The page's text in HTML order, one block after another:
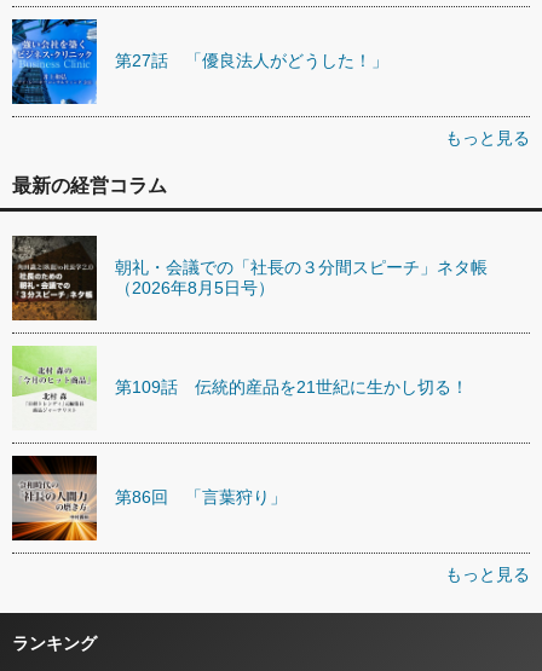
第27話 「優良法人がどうした！」
もっと見る
最新の経営コラム
朝礼・会議での「社長の３分間スピーチ」ネタ帳
（2026年8月5日号）
第109話 伝統的産品を21世紀に生かし切る！
第86回 「言葉狩り」
もっと見る
ランキング